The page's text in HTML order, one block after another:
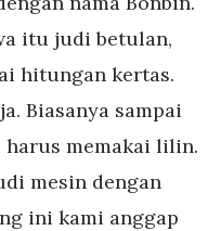
itu judi betulan,
hitungan kertas.
Biasanya sampai
harus memakai lilin.
mesin dengan
ini kami anggap